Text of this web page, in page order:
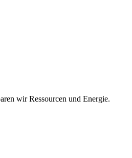
wir Ressourcen und Energie.